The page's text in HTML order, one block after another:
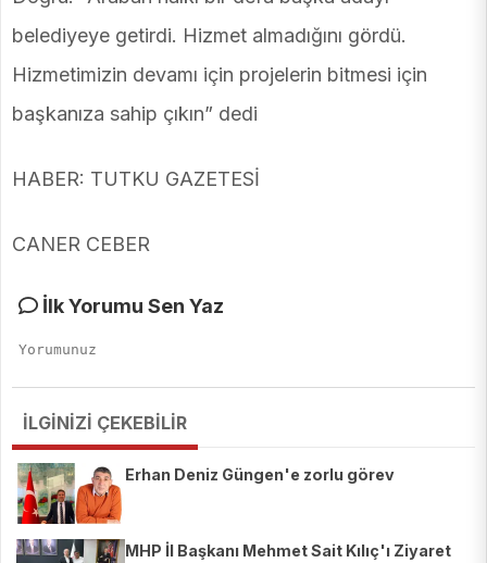
belediyeye getirdi. Hizmet almadığını gördü.
Hizmetimizin devamı için projelerin bitmesi için
başkanıza sahip çıkın” dedi
HABER: TUTKU GAZETESİ
CANER CEBER
İlk Yorumu Sen Yaz
İLGİNİZİ ÇEKEBİLİR
Erhan Deniz Güngen'e zorlu görev
MHP İl Başkanı Mehmet Sait Kılıç'ı Ziyaret